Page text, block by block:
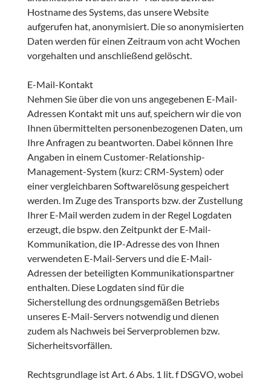
Hostname des Systems, das unsere Website
aufgerufen hat, anonymisiert. Die so anonymisierten
Daten werden für einen Zeitraum von acht Wochen
vorgehalten und anschließend gelöscht.
E-Mail-Kontakt
Nehmen Sie über die von uns angegebenen E-Mail-
Adressen Kontakt mit uns auf, speichern wir die von
Ihnen übermittelten personenbezogenen Daten, um
Ihre Anfragen zu beantworten. Dabei können Ihre
Angaben in einem Customer-Relationship-
Management-System (kurz: CRM-System) oder
einer vergleichbaren Softwarelösung gespeichert
werden. Im Zuge des Transports bzw. der Zustellung
Ihrer E-Mail werden zudem in der Regel Logdaten
erzeugt, die bspw. den Zeitpunkt der E-Mail-
Kommunikation, die IP-Adresse des von Ihnen
verwendeten E-Mail-Servers und die E-Mail-
Adressen der beteiligten Kommunikationspartner
enthalten. Diese Logdaten sind für die
Sicherstellung des ordnungsgemäßen Betriebs
unseres E-Mail-Servers notwendig und dienen
zudem als Nachweis bei Serverproblemen bzw.
Sicherheitsvorfällen.
Rechtsgrundlage ist Art. 6 Abs. 1 lit. f DSGVO, wobei